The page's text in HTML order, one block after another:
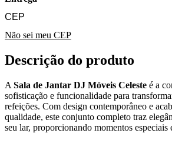
Não sei meu CEP
Descrição do produto
A Sala de Jantar DJ Móveis Celeste é a
sofisticação e funcionalidade para
refeições. Com design contemporâneo e
qualidade, este conjunto completo traz
seu lar, proporcionando momentos especiais